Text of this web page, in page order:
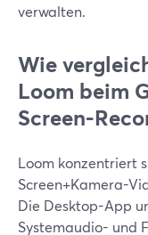
verwalten.
Wie
Loom beim
Screen-
Loom konzentriert
Screen+Kamera-
Die Desktop-App
Systemaudio- und